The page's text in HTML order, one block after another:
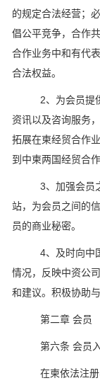
的规定合法经营；
倡公平竞争，合作
合作业务中和有代
合法权益。
2、为会员提
资讯以及咨询服务
拓展在柬经贸合作
到中柬两国经贸合
3、加强会员
站，为会员之间的
员的商业秘密。
4、及时向中
情况，反映中资公
和建议。积极协助
第二章 会员
第六条 会员
在柬依法注